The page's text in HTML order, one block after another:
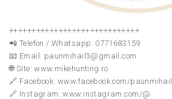
+++++++++++++++++++++++++++++
📲 Telefon / Whatsapp: 0771683159
📧 Email: paunmihail3@gmail.com
🌐 Site: www.mikehunting.ro
🔗 Facebook: www.facebook.com/paunmihail
🔗 Instagram: www.instagram.com/@